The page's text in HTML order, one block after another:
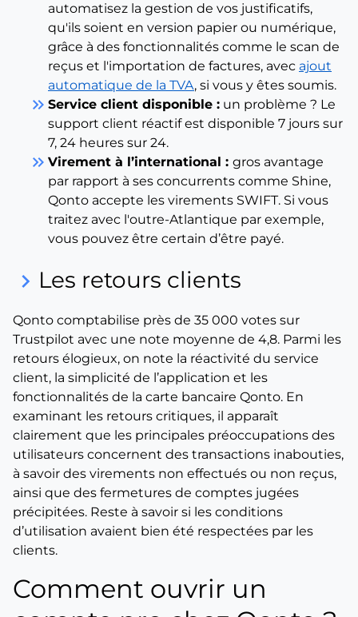
automatisez la gestion de vos justificatifs,
qu'ils soient en version papier ou numérique,
grâce à des fonctionnalités comme le scan de
reçus et l'importation de factures, avec ajout
automatique de la TVA, si vous y êtes soumis.
keyboard_double_arrow_right Service client disponible : un problème ? Le
support client réactif est disponible 7 jours sur
7, 24 heures sur 24.
keyboard_double_arrow_right Virement à l’international : gros avantage
par rapport à ses concurrents comme Shine,
Qonto accepte les virements SWIFT. Si vous
traitez avec l'outre-Atlantique par exemple,
vous pouvez être certain d’être payé.
keyboard_arrow_right Les retours clients
Qonto comptabilise près de 35 000 votes sur
Trustpilot avec une note moyenne de 4,8. Parmi les
retours élogieux, on note la réactivité du service
client, la simplicité de l’application et les
fonctionnalités de la carte bancaire Qonto. En
examinant les retours critiques, il apparaît
clairement que les principales préoccupations des
utilisateurs concernent des transactions inabouties,
à savoir des virements non effectués ou non reçus,
ainsi que des fermetures de comptes jugées
précipitées. Reste à savoir si les conditions
d’utilisation avaient bien été respectées par les
clients.
Comment ouvrir un